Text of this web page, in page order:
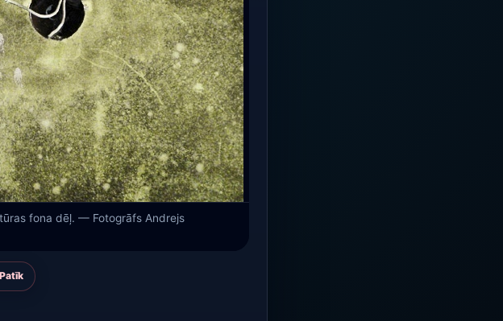
fona dēļ. — Fotogrāfs Andrejs
Patīk